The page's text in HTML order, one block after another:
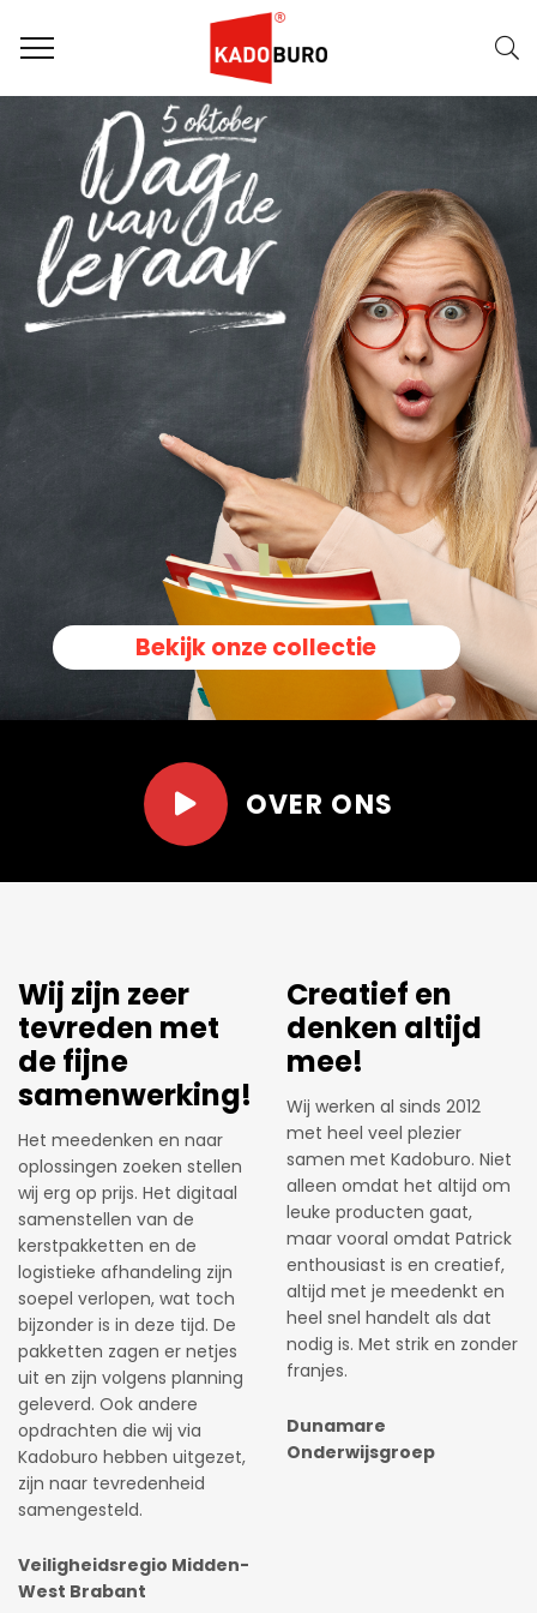
Bekijk onze collectie
OVER ONS
Er wordt
meegedacht.
Leuk om langs te kunnen
komen, ideeën uit te
mogelijkheid te hebben om
bijvoorbeeld een
kerstpakket samen te
stellen. Er wordt
meegedacht, niet alleen
met gadgets maar zeker
ook prijstechnisch.
Gaslicht.com
Net dat stukje
extra.
Al een aantal jaren
bestellen wij onze
eindejaarsgeschenken bij
Kadoburo. Het is elk jaar
weer een uitdaging om iets
vernieuwends te bedenken.
Gelukkig denkt Patrick hier
voor de volle 100% in mee.
De fijne samenwerking,
flexibiliteit en ‘net dat
stukje extra’ zorgen ervoor
dat ik elk jaar weer kies voor
Fast & Fluid